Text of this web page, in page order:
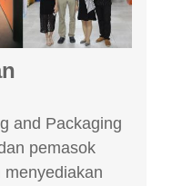
and Packaging
pemasok